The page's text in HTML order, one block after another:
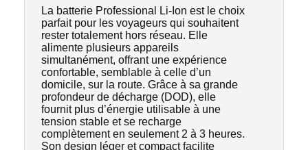
La batterie Professional Li-Ion est le choix
parfait pour les voyageurs qui souhaitent
rester totalement hors réseau. Elle
alimente plusieurs appareils
simultanément, offrant une expérience
confortable, semblable à celle d’un
domicile, sur la route. Grâce à sa grande
profondeur de décharge (DOD), elle
fournit plus d’énergie utilisable à une
tension stable et se recharge
complètement en seulement 2 à 3 heures.
Son design léger et compact facilite